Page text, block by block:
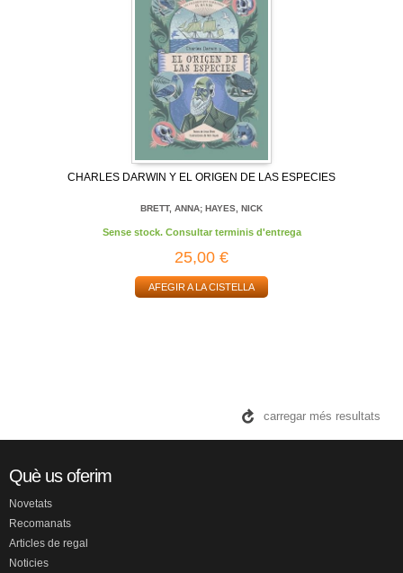
CHARLES DARWIN Y EL ORIGEN DE LAS ESPECIES
BRETT, ANNA; HAYES, NICK
Sense stock. Consultar terminis d'entrega
25,00 €
AFEGIR A LA CISTELLA
carregar més resultats
Què us oferim
Novetats
Recomanats
Articles de regal
Noticies